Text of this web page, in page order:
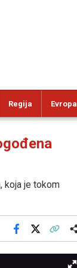
Regija Evropa
koja je tokom
Facebook